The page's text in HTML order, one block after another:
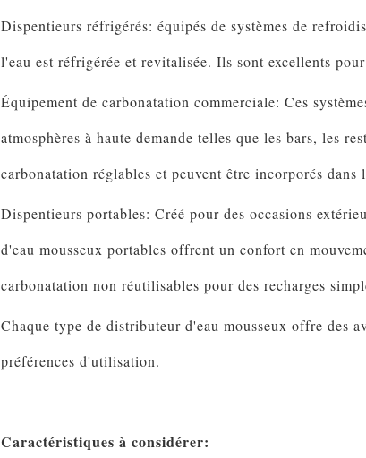
Dispentieurs réfrigérés: équipés de systèmes de
l'eau est réfrigérée et revitalisée. Ils sont excellents
Équipement de carbonatation commerciale: Ces
atmosphères à haute demande telles que les bars, les
carbonatation réglables et peuvent être incorporés
Dispentieurs portables: Créé pour des occasions
d'eau mousseux portables offrent un confort en
carbonatation non réutilisables pour des recharges
Chaque type de distributeur d'eau mousseux offre des
préférences d'utilisation.
Caractéristiques à considérer: